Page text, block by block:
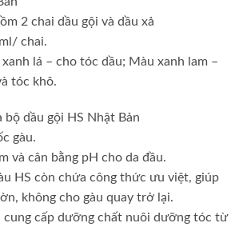
2 chai dầu gội và dầu xả
chai.
lá – cho tóc dầu; Màu xanh lam –
tóc khô.
bộ dầu gội HS Nhật Bản
gàu.
và cân bằng pH cho da đầu.
HS còn chứa công thức ưu việt, giúp
không cho gàu quay trở lại.
cung cấp dưỡng chất nuôi dưỡng tóc từ